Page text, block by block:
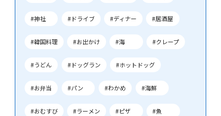
#神社 #ドライブ #ディナー #居酒屋
#韓国料理 #お出かけ #海 #クレープ
#うどん #ドッグラン #ホットドッグ
#お弁当 #パン #わかめ #海鮮
#おむすび #ラーメン #ピザ #魚